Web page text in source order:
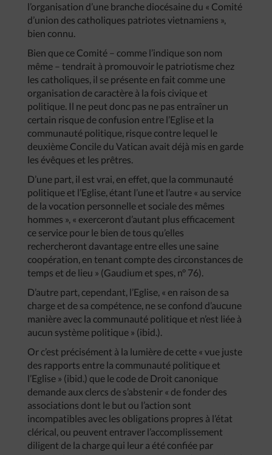
l’organisation d’une branche diocésaine du « Comité
d’union des catholiques patriotes vietnamiens »,
bien connu.
Bien que ce Comité – comme l’indique son nom
même – tendrait à promouvoir le patriotisme chez
les catholiques, il se présente en fait comme une
organisation de caractère à la fois civique et
politique. Il ne peut donc pas ne pas entraîner un
certain risque de confusion entre l’Eglise et la
communauté politique, risque contre lequel le
deuxième Concile du Vatican avait déjà mis en garde
les évêques et les prêtres.
D’une part, il est vrai, en effet, que la communauté
politique et l’Eglise, étant l’une et l’autre « au service
de la vocation personnelle et sociale des mêmes
hommes », « exerceront d’autant plus efficacement
ce service pour le bien de tous qu’elles
rechercheront davantage entre elles une saine
coopération, en tenant compte des circonstances de
temps et de lieu » (Gaudium et spes, n° 76).
D’autre part, cependant, l’Eglise, « en raison de sa
charge et de sa compétence, ne se confond d’aucune
manière avec la communauté politique et n’est liée à
aucun système politique » (ibid.).
Or c’est précisément à la lumière de cette « vue juste
des rapports entre la communauté politique et
l’Eglise » (ibid.) que le code de Droit canonique
demande aux clercs de s’abstenir « de fonder des
associations dont le but ou l’action sont
incompatibles avec les obligations propres à l’état
clérical, ou peuvent entraver l’accomplissement
diligent de la charge qui leur a été confiée par